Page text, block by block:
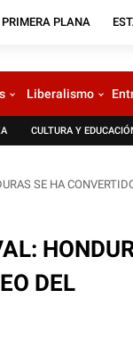
PRIMERA PLANA
Liberalismo
CULTURA Y
SE HA
DEL